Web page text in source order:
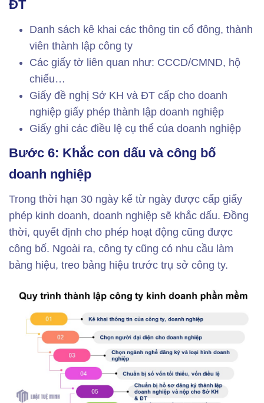
ĐT
Danh sách kê khai các thông tin cổ đông, thành
viên thành lập công ty
Các giấy tờ liên quan như: CCCD/CMND, hộ
chiếu…
Giấy đề nghị Sở KH và ĐT cấp cho doanh
nghiệp giấy phép thành lập doanh nghiệp
Giấy ghi các điều lệ cụ thể của doanh nghiệp
Bước 6: Khắc con dấu và công bố
doanh nghiệp
Trong thời hạn 30 ngày kể từ ngày được cấp giấy
phép kinh doanh, doanh nghiệp sẽ khắc dấu. Đồng
thời, quyết định cho phép hoạt động cũng được
công bố. Ngoài ra, công ty cũng có nhu cầu làm
bảng hiệu, treo bảng hiệu trước trụ sở công ty.